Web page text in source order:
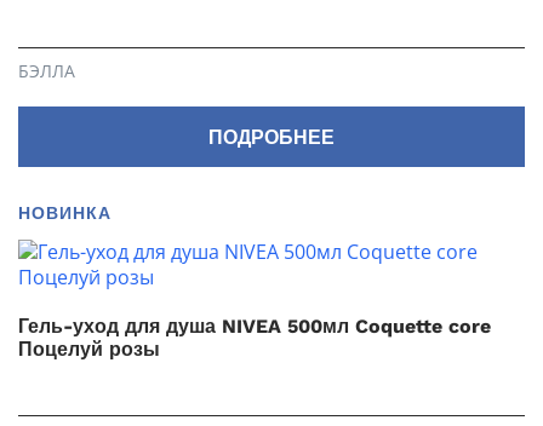
БЭЛЛА
ПОДРОБНЕЕ
НОВИНКА
Гель-уход для душа NIVEA 500мл Coquette core
Поцелуй розы